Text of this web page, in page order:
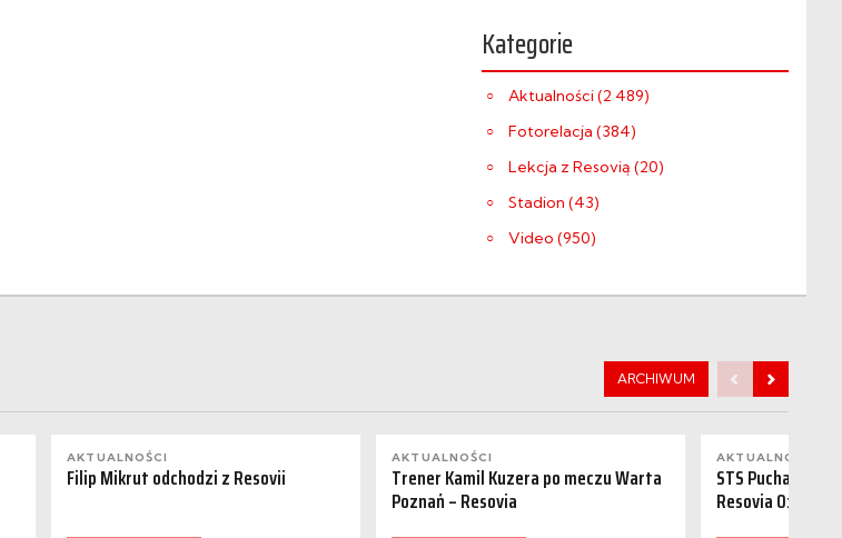
Kategorie
Aktualności (2 489)
Fotorelacja (384)
Lekcja z Resovią (20)
Stadion (43)
Video (950)
ARCHIWUM
AKTUALNOŚCI
Filip Mikrut odchodzi z Resovii
AKTUALNOŚCI
Trener Kamil Kuzera po meczu Warta
Poznań – Resovia
AKTUALNOŚCI
STS Puchar
Resovia 0:1